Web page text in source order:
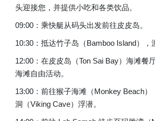
头迎接您，并提供小吃和各类饮品。
09:00：乘快艇从码头出发前往皮皮岛。
10:30：抵达竹子岛（Bamboo Island），
12:00：在皮皮岛（Ton Sai Bay）海滩餐
海滩自由活动。
13:00：前往猴子海滩（Monkey Beach）
洞（Viking Cave）浮潜。